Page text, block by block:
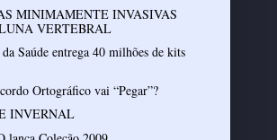
MINIMAMENTE INVASIVAS
VERTEBRAL
Saúde entrega 40 milhões de kits
Ortográfico vai “Pegar”?
INVERNAL